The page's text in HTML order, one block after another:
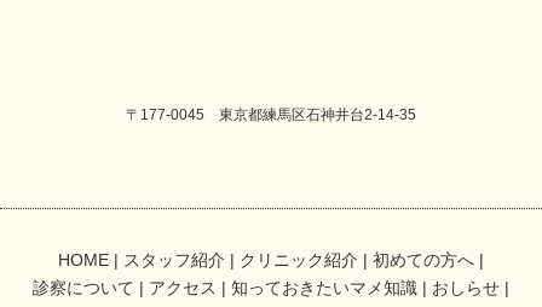
〒177-0045 東京都練馬区石神井台2-14-35
HOME スタッフ紹介 クリニック紹介
初めての方へ
診察について
アクセス 知っておきたいマメ知識
おしらせ